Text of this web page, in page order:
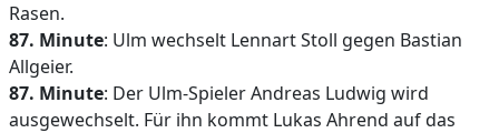
Rasen.
87. Minute: Ulm wechselt Lennart Stoll gegen Bastian
Allgeier.
87. Minute: Der Ulm-Spieler Andreas Ludwig wird
ausgewechselt. Für ihn kommt Lukas Ahrend auf das